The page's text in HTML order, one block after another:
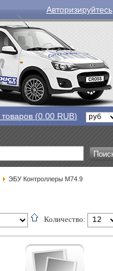
Авторизируйтесь
товаров (0.00 RUB)
ЭБУ Контроллеры М74.9
Количество: